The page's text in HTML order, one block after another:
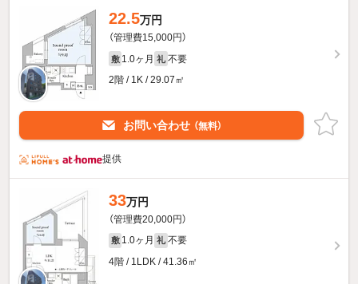
22.5万円
（管理費15,000円）
敷 1.0ヶ月 礼 不要
2階 / 1K / 29.07㎡
お問い合わせ （無料）
提供
33万円
（管理費20,000円）
敷 1.0ヶ月 礼 不要
4階 / 1LDK / 41.36㎡